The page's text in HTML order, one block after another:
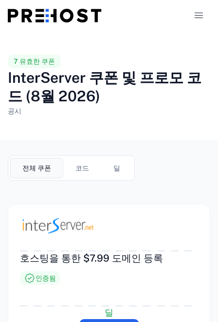
비교
쿠폰
KO
7 유효한 쿠폰
InterServer 쿠폰 및 프로모 코
드 (8월 2026)
공시
전체 쿠폰 코드 딜
호스팅을 통한 $7.99 도메인 등록
인증됨
딜